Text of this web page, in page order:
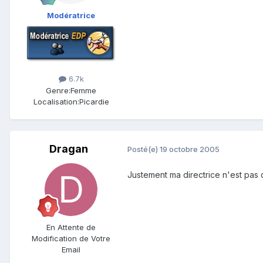
Modératrice
6.7k
Genre:Femme
Localisation:Picardie
Dragan
En Attente de
Modification de Votre
Email
Posté(e) 19 octobre 2005
Justement ma directrice n'est pas